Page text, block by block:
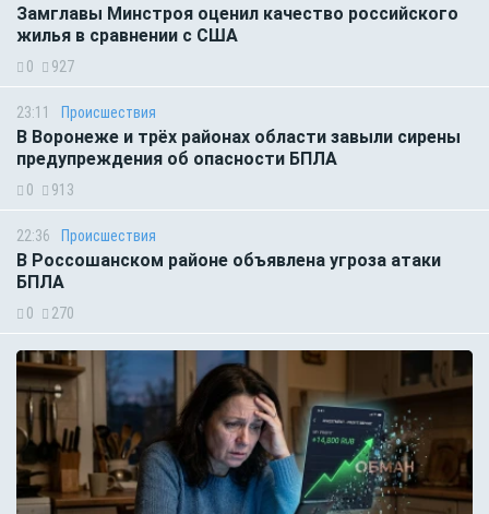
Замглавы Минстроя оценил качество российского
жилья в сравнении с США
0 927
23:11 Происшествия
В Воронеже и трёх районах области завыли сирены
предупреждения об опасности БПЛА
0 913
22:36 Происшествия
В Россошанском районе объявлена угроза атаки
БПЛА
0 270